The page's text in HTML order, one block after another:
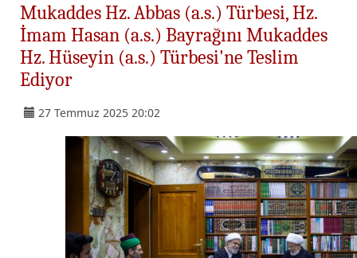
Mukaddes Hz. Abbas (a.s.) Türbesi, Hz.
İmam Hasan (a.s.) Bayrağını Mukaddes
Hz. Hüseyin (a.s.) Türbesi'ne Teslim
Ediyor
27 Temmuz 2025 20:02